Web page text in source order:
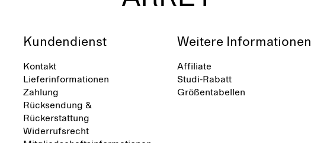
Kundendienst
Kontakt
Lieferinformationen
Zahlung
Rücksendung &
Rückerstattung
Widerrufsrecht
Weitere Informationen
Affiliate
Studi-Rabatt
Größentabellen